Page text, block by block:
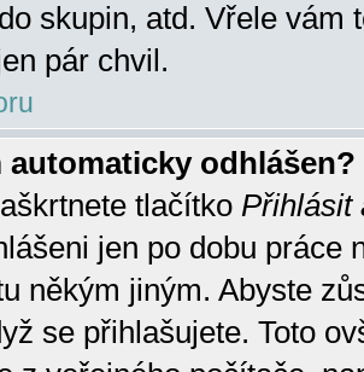
skupin, atd. Vřele vám
pár chvil.
automaticky odhlášen?
tlačítko Přihlásit
jen po dobu práce
někým jiným. Abyste
se přihlašujete. Toto